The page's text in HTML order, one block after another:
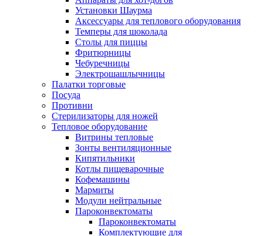
Установки Шаурма
Аксессуары для теплового оборудования
Темперы для шоколада
Столы для пиццы
Фритюрницы
Чебуречницы
Электрошашлычницы
Палатки торговые
Посуда
Противни
Стерилизаторы для ножей
Тепловое оборудование
Витрины тепловые
Зонты вентиляционные
Кипятильники
Котлы пищеварочные
Кофемашины
Мармиты
Модули нейтральные
Пароконвектоматы
Пароконвектоматы
Комплектующие для